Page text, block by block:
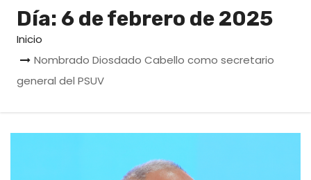
Día: 6 de febrero de 2025
Inicio
Nombrado Diosdado Cabello como secretario
general del PSUV